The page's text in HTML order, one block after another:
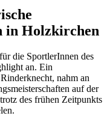
in Holzkirchen
die SportlerInnen des
an. Ein
nahm an
auf der
des frühen Zeitpunkts